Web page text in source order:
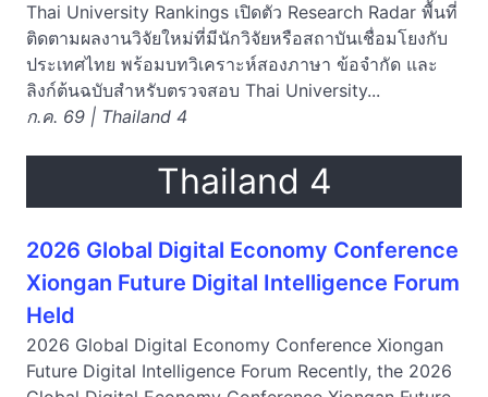
Thai University Rankings เปิดตัว Research Radar พื้นที่
ติดตามผลงานวิจัยใหม่ที่มีนักวิจัยหรือสถาบันเชื่อมโยงกับ
ประเทศไทย พร้อมบทวิเคราะห์สองภาษา ข้อจำกัด และ
ลิงก์ต้นฉบับสำหรับตรวจสอบ Thai University...
ก.ค. 69 | Thailand 4
Thailand 4
2026 Global Digital Economy Conference
Xiongan Future Digital Intelligence Forum
Held
2026 Global Digital Economy Conference Xiongan
Future Digital Intelligence Forum Recently, the 2026